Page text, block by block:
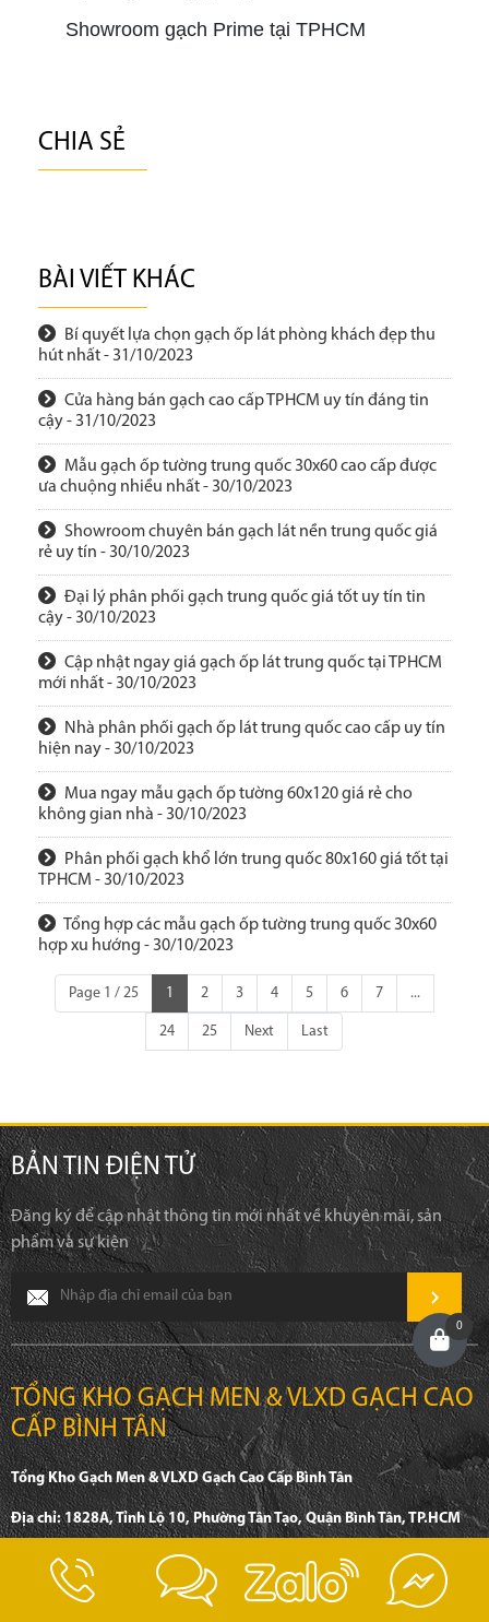
Showroom gạch Prime tại TPHCM
CHIA SẺ
BÀI VIẾT KHÁC
Bí quyết lựa chọn gạch ốp lát phòng khách đẹp thu
hút nhất - 31/10/2023
Cửa hàng bán gạch cao cấp TPHCM uy tín đáng tin
cậy - 31/10/2023
Mẫu gạch ốp tường trung quốc 30x60 cao cấp được
ưa chuộng nhiều nhất - 30/10/2023
Showroom chuyên bán gạch lát nền trung quốc giá
rẻ uy tín - 30/10/2023
Đại lý phân phối gạch trung quốc giá tốt uy tín tin
cậy - 30/10/2023
Cập nhật ngay giá gạch ốp lát trung quốc tại TPHCM
mới nhất - 30/10/2023
Nhà phân phối gạch ốp lát trung quốc cao cấp uy tín
hiện nay - 30/10/2023
Mua ngay mẫu gạch ốp tường 60x120 giá rẻ cho
không gian nhà - 30/10/2023
Phân phối gạch khổ lớn trung quốc 80x160 giá tốt tại
TPHCM - 30/10/2023
Tổng hợp các mẫu gạch ốp tường trung quốc 30x60
hợp xu hướng - 30/10/2023
Page 1 / 25 1 2 3 4 5 6 7 ...
24 25 Next Last
BẢN TIN ĐIỆN TỬ
Đăng ký để cập nhật thông tin mới nhất về khuyên mãi, sản
phẩm và sự kiện
TỔNG KHO GẠCH MEN & VLXD GẠCH CAO
CẤP BÌNH TÂN
Tổng Kho Gạch Men & VLXD Gạch Cao Cấp Bình Tân
Địa chỉ: 1828A, Tỉnh Lộ 10, Phường Tân Tạo, Quận Bình Tân, TP.HCM
Điện thoại: 0932 776 533 - 0342 506 352
Email: pvthiep80@gmail.com
0